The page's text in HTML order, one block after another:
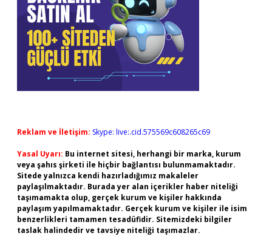
Reklam ve İletişim: Skype: live:.cid.575569c608265c69
Yasal Uyarı: Bu internet sitesi, herhangi bir marka, kurum
veya şahıs şirketi ile hiçbir bağlantısı bulunmamaktadır.
Sitede yalnızca kendi hazırladığımız makaleler
paylaşılmaktadır. Burada yer alan içerikler haber niteliği
taşımamakta olup, gerçek kurum ve kişiler hakkında
paylaşım yapılmamaktadır. Gerçek kurum ve kişiler ile isim
benzerlikleri tamamen tesadüfidir. Sitemizdeki bilgiler
taslak halindedir ve tavsiye niteliği taşımazlar.